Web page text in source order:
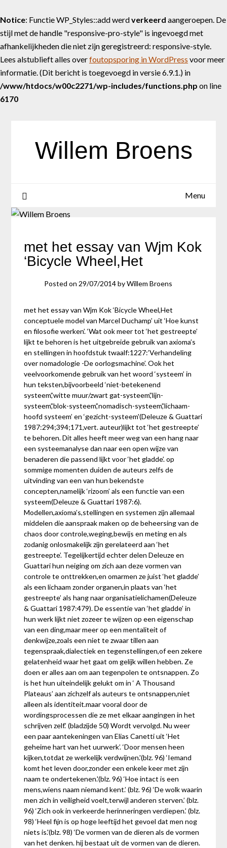
Notice: Functie WP_Styles::add werdverkeerd aangeroepen. De
stijl met de handle "responsive-pro-style" is ingevoegd met
afhankelijkheden die niet zijn geregistreerd: responsive-style.
Lees alstublieft alles overfoutopsporing in WordPress voor meer
informatie. (Dit bericht is toegevoegd in versie 6.9.1.) in
/www/htdocs/w00c2271/wp-includes/functions.php on line
6170
Willem Broens
Menu
met het essay van Wjm Kok
‘Bicycle Wheel,Het
Posted on 29/07/2014byWillem Broens
met het essay van Wjm Kok ‘Bicycle Wheel,Het
conceptuele model van Marcel Duchamp’ uit ‘Hoe kunst
en filosofie werken’. ‘Wat ook meer tot ‘het gestreepte’
lijkt te behoren is het uitgebreide gebruik van axioma’s
en stellingen in hoofdstuk twaalf:1227:’Verhandeling
over nomadologie -De oorlogsmachine’. Ook het
veelvoorkomende gebruik van het woord ‘systeem’ in
hun teksten,bijvoorbeeld ‘niet-betekenend
systeem’,’witte muur/zwart gat-systeem’,’lijn-
systeem’,’blok-systeem’,’nomadisch-systeem’,’lichaam-
hoofd systeem’ en ‘gezicht-systeem'(Deleuze & Guattari
1987:294;394;171,vert. auteur)lijkt tot ‘het gestreepte’
te behoren. Dit alles heeft meer weg van een hang naar
een systeemanalyse dan naar een open wijze van
benaderen die passend lijkt voor ‘het gladde’. op
sommige momenten duiden de auteurs zelfs de
uitvinding van een van hun bekendste
concepten,namelijk ‘rizoom’ als een functie van een
systeem(Deleuze & Guattari 1987:6).
Modellen,axioma’s,stellingen en systemen zijn allemaal
middelen die aanspraak maken op de beheersing van de
chaos door controle,weging,bewijs en meting en als
zodanig onlosmakelijk zijn gerelateerd aan ‘het
gestreepte’. Tegelijkertijd echter delen Deleuze en
Guattari hun neiging om zich aan deze vormen van
controle te onttrekken,en omarmen ze juist ‘het gladde’
als een lichaam zonder organen,in plaats van ‘het
gestreepte’ als hang naar organisatielichamen(Deleuze
& Guattari 1987:479). De essentie van ‘het gladde’ in
hun werk lijkt niet zozeer te wijzen op een eigenschap
van een ding,maar meer op een mentaliteit of
denkwijze,zoals een niet te zwaar tillen aan
tegenspraak,dialectiek en tegenstellingen,of een zekere
gelatenheid waar het gaat om gelijk willen hebben. Ze
doen er alles aan om aan tegenpolen te ontsnappen. Zo
is het hun uiteindelijk gelukt om in ‘ A Thousand
Plateaus’ aan zichzelf als auteurs te ontsnappen,niet
alleen als identiteit.maar vooral door de
wordingsprocessen die ze met elkaar aangingen in het
schrijven zelf.’ (bladzijde 50) Wordt vervolgd. Nu weer
een paar aantekeningen van Elias Canetti uit ‘Het
geheime hart van het uurwerk’. ‘Door mensen heen
kijken,totdat ze werkelijk verdwijnen.'(blz. 96) ‘Iemand
komt het leven door,zonder een enkele keer met zijn
naam te ondertekenen.'(blz. 96) ‘Hoe intact is een
mens,wiens naam niemand kent.’ (blz. 96) ‘De wolk waarin
men zich in veiligheid voelt,terwijl anderen sterven.’ (blz.
96) ‘Zich ook in verkeerde herinneringen verdiepen.’ (blz.
98) ‘Heel fijn is op hoge leeftijd het gevoel dat men nog
niets is.'(blz. 98) ‘De vormen van de dieren als de vormen
van het denken. hij bestaat uit de vormen van de dieren.